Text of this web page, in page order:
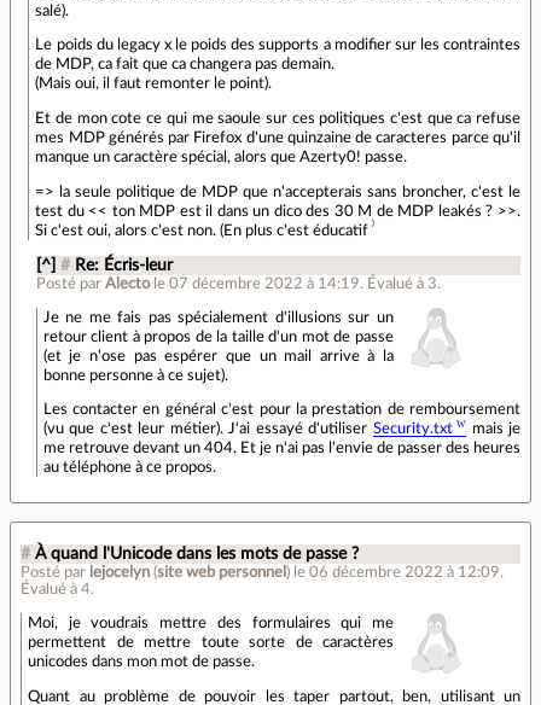
salé).
Le poids du legacy x le poids des supports a modifier sur les contraintes
de MDP, ca fait que ca changera pas demain.
(Mais oui, il faut remonter le point).
Et de mon cote ce qui me saoule sur ces politiques c'est que ca refuse
mes MDP générés par Firefox d'une quinzaine de caracteres parce qu'il
manque un caractère spécial, alors que Azerty0! passe.
=> la seule politique de MDP que n'accepterais sans broncher, c'est le
test du << ton MDP est il dans un dico des 30 M de MDP leakés ? >>.
Si c'est oui, alors c'est non. (En plus c'est éducatif
)
[^] # Re: Écris-leur
Posté par Alecto le 07 décembre 2022 à 14:19. Évalué à 3.
Je ne me fais pas spécialement d'illusions sur un
retour client à propos de la taille d'un mot de passe
(et je n'ose pas espérer que un mail arrive à la
bonne personne à ce sujet).
Les contacter en général c'est pour la prestation de remboursement
(vu que c'est leur métier). J'ai essayé d'utiliser Security.txt
mais je
me retrouve devant un 404. Et je n'ai pas l'envie de passer des heures
au téléphone à ce propos.
# À quand l'Unicode dans les mots de passe ?
Posté par lejocelyn (site web personnel ) le 06 décembre 2022 à 12:09.
Évalué à 4.
Moi, je voudrais mettre des formulaires qui me
permettent de mettre toute sorte de caractères
unicodes dans mon mot de passe.
Quant au problème de pouvoir les taper partout, ben, utilisant un